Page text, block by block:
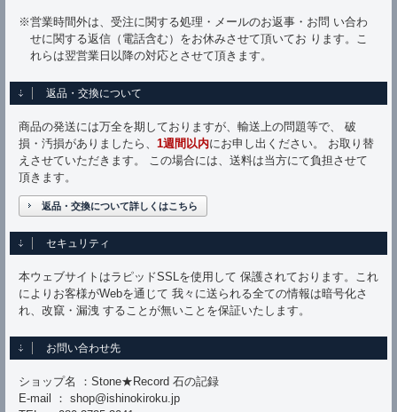
※営業時間外は、受注に関する処理・メールのお返事・お問 い合わ
せに関する返信（電話含む）をお休みさせて頂いてお ります。こ
れらは翌営業日以降の対応とさせて頂きます。
返品・交換について
商品の発送には万全を期しておりますが、輸送上の問題等で、 破
損・汚損がありましたら、 1週間以内にお申し出ください。 お取り替
えさせていただきます。 この場合には、送料は当方にて負担させて
頂きます。
返品・交換について詳しくはこちら
セキュリティ
本ウェブサイトはラピッドSSLを使用して 保護されております。これ
によりお客様がWebを通じて 我々に送られる全ての情報は暗号化さ
れ、改竄・漏洩 することが無いことを保証いたします。
お問い合わせ先
ショップ名 ：Stone★Record 石の記録
E-mail ： shop@ishinokiroku.jp